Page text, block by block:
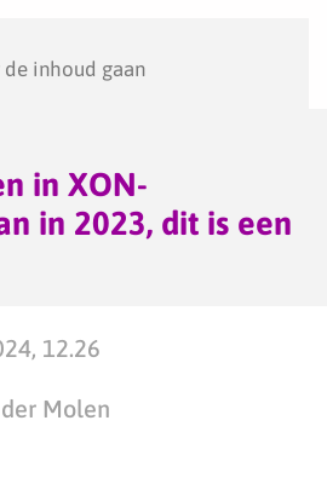
de inhoud gaan
in XON-
in 2023, dit is een
12.26
Molen